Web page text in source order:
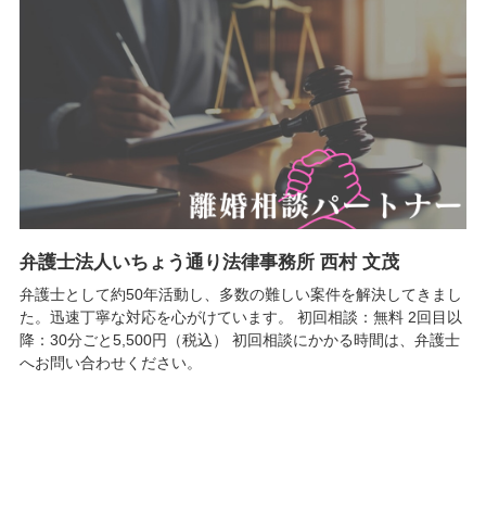
弁護士法人いちょう通り法律事務所 西村 文茂
弁護士として約50年活動し、多数の難しい案件を解決してきまし
た。迅速丁寧な対応を心がけています。 初回相談：無料 2回目以
降：30分ごと5,500円（税込） 初回相談にかかる時間は、弁護士
へお問い合わせください。